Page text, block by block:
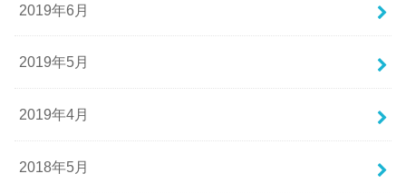
2019年6月
2019年5月
2019年4月
2018年5月